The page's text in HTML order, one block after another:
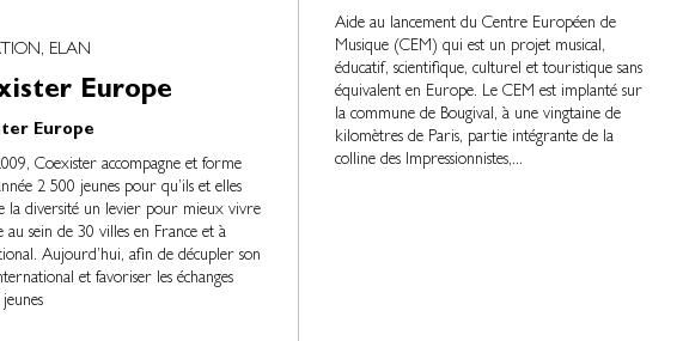
ELAN
Europe
Europe
Coexister accompagne et forme
2 500 jeunes pour qu’ils et elles
la diversité un levier pour mieux vivre
au sein de 30 villes en France et à
Aujourd’hui, afin de décupler son
et favoriser les échanges
Aide au lancement du Centre Européen de
Musique (CEM) qui est un projet musical,
éducatif, scientifique, culturel et touristique sans
équivalent en Europe. Le CEM est implanté sur
la commune de Bougival, à une vingtaine de
kilomètres de Paris, partie intégrante de la
colline des Impressionnistes,...